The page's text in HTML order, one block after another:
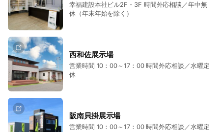
幸福建設本社ビル2F・3F 時間外応相談／年中無
休（年末年始を除く）
西和佐展示場
営業時間 10：00～17：00 時間外応相談／水曜定
休
阪南貝掛展示場
営業時間 10：00～17：00 時間外応相談／水曜定